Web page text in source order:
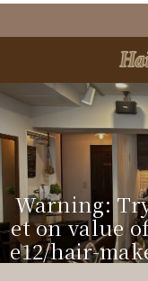
Warning:
et on value
e12/hair-